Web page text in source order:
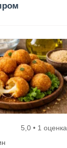
5,0 • 1 оценка